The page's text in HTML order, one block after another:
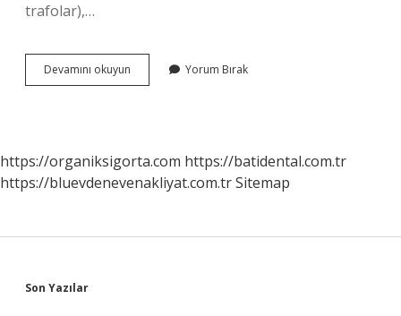
trafolar),…
Devamını okuyun
Faz
Yorum Bırak
https://organiksigorta.com https://batidental.com.tr
https://bluevdenevenakliyat.com.trSitemap
Sidebar
Son Yazılar